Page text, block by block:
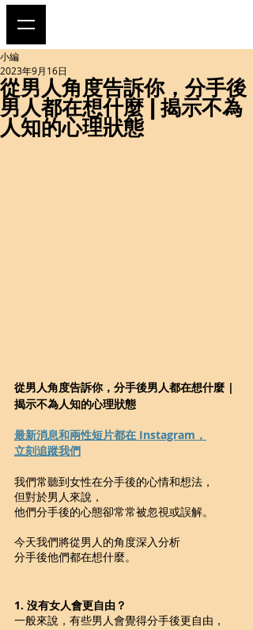
從男人角度告訴你，分手後
男人都在想什麼 | 揭示不為
人知的心理狀態
小編
2023年9月16日
從男人角度告訴你，分手後男人都在想什麼 |
揭示不為人知的心理狀態
最新消息和兩性短片都在 Instagram，
立刻追蹤我們
我們常聽到女性在分手後的心情和想法，
但對於男人來說，
他們分手後的心態卻常常被忽視或誤解。
今天我們將從男人的角度深入分析
分手後他們都在想什麼。
1. 沒有女人會更自由？
一般來說，有些男人會覺得分手後更自由，